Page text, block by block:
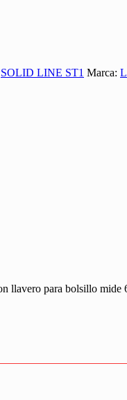
SOLID LINE ST1 Marca:
llavero para bolsillo mide